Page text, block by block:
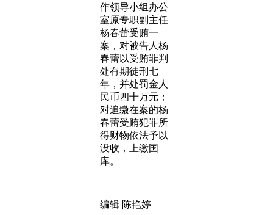
作领导小组办公
室原专职副主任
杨春蕾受贿一
案，对被告人杨
春蕾以受贿罪判
处有期徒刑七
年，并处罚金人
民币四十万元；
对追缴在案的杨
春蕾受贿犯罪所
得财物依法予以
没收，上缴国
库。
编辑 陈艳婷